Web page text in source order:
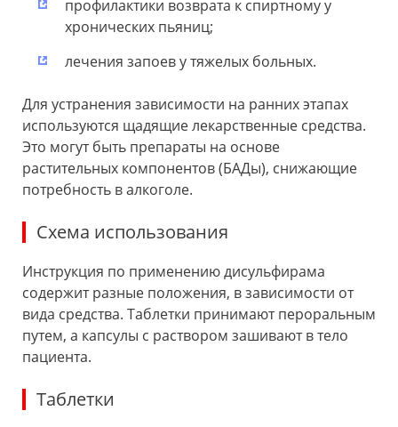
профилактики возврата к спиртному у
хронических пьяниц;
лечения запоев у тяжелых больных.
Для устранения зависимости на ранних этапах
используются щадящие лекарственные средства.
Это могут быть препараты на основе
растительных компонентов (БАДы), снижающие
потребность в алкоголе.
Схема использования
Инструкция по применению дисульфирама
содержит разные положения, в зависимости от
вида средства. Таблетки принимают пероральным
путем, а капсулы с раствором зашивают в тело
пациента.
Таблетки